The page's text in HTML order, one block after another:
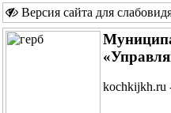
Версия сайта для
kochkijkh.ru